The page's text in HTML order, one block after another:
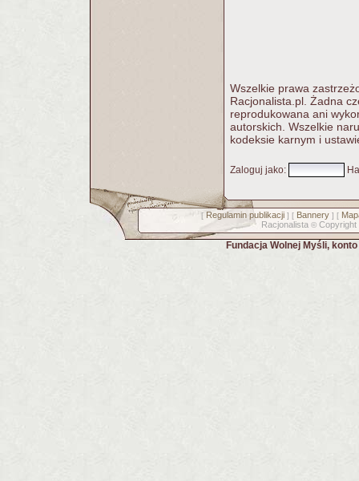
Wszelkie prawa
Racjonalista.pl. Żadna
reprodukowana ani
autorskich. Wszelkie
kodeksie karnym i
Zaloguj jako:
[ Regulamin publikacji] [ Bannery] [
Racjonalista © Copyright
Fundacja Wolnej Myśli,